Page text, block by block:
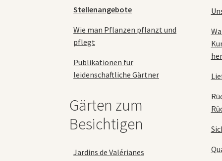
Stellenangebote
Wie man Pflanzen pflanzt und
pflegt
Publikationen für
leidenschaftliche Gärtner
Gärten zum
Besichtigen
Jardins de Valérianes